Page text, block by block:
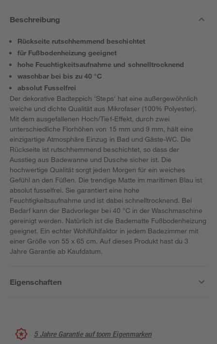
Beschreibung
Rückseite rutschhemmend beschichtet
für Fußbodenheizung geeignet
hohe Feuchtigkeitsaufnahme und schnelltrocknend
waschbar bei bis zu 40 °C
absolut Fusselfrei
Der dekorative Badteppich 'Steps' hat eine außergewöhnlich
weiche und dichte Qualität aus Mikrofaser (100% Polyester).
Mit dem ausgefallenen Hoch/Tief-Effekt, durch zwei
unterschiedliche Florhöhen von 15 mm und 9 mm, hält eine
einzigartige Atmosphäre Einzug in Bad und Gäste-WC. Die
Rückseite ist rutschhemmend beschichtet, so dass der
Ausstieg aus Badewanne und Dusche sicher ist. Die
hochwertige Qualität sorgt jeden Morgen für ein weiches
Gefühl an den Füßen. Die trendige Matte im maritimen Blau ist
absolut fusselfrei. Sie garantiert eine hohe
Feuchtigkeitsaufnahme und ist dabei schnelltrocknend. Bei
Bedarf kann der Badvorleger bei 40 °C in der Waschmaschine
gereinigt werden. Natürlich ist die Badematte Fußbodenheizung
geeignet. Ein echter Wohlfühlfaktor in jedem Badezimmer mit
einer Größe von 55 x 65 cm. Auf dieses Produkt hast du 3
Jahre Garantie ab Kaufdatum.
Eigenschaften
5 Jahre Garantie auf toom Eigenmarken